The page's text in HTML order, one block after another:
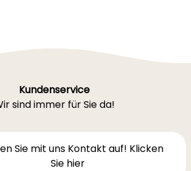
Kundenservice
sind immer für Sie da!
Sie mit uns Kontakt auf! Klicken
Sie hier